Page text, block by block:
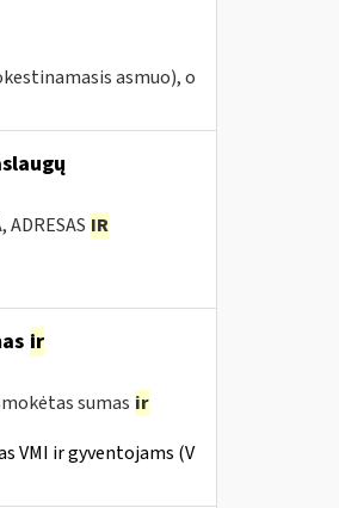
asmuo), o
IR
ir
sumas ir
VMI ir gyventojams (V